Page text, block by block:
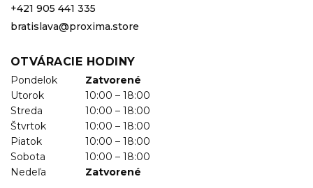
+421 905 441 335
bratislava@proxima.store
OTVÁRACIE HODINY
Pondelok
Zatvorené
Utorok
10:00 – 18:00
Streda
10:00 – 18:00
Štvrtok
10:00 – 18:00
Piatok
10:00 – 18:00
Sobota
10:00 – 18:00
Nedeľa
Zatvorené